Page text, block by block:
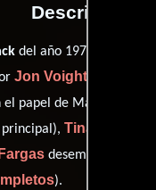
Descripción
del año 1974, está
Jon Voight
el papel de Mad Billy,
principal), Tina Andrews
desempeñando el
).